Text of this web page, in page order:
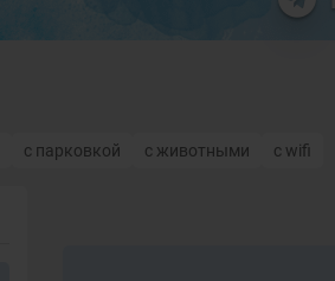
с парковкой с животными с wifi